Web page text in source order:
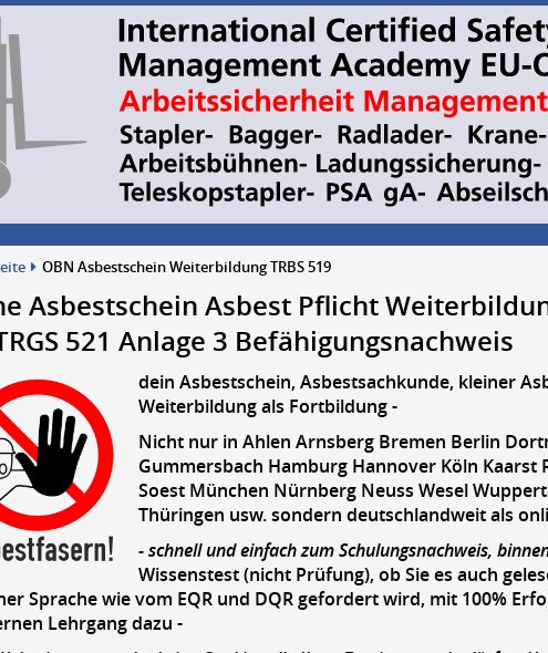
OBN Asbestschein Weiterbildung TRBS 519
Asbestschein Asbest Pflicht
521 Anlage 3 Befähigungsnachweis
dein Asbestschein, Asbestsachkunde, kleiner
Weiterbildung als Fortbildung -
Nicht nur in Ahlen Arnsberg Bremen Berlin
Gummersbach Hamburg Hannover Köln Kaarst
Soest München Nürnberg Neuss Wesel
Thüringen usw. sondern deutschlandweit als
- schnell und einfach zum Schulungsnachweis,
Wissenstest (nicht Prüfung), ob Sie es auch
Sprache wie vom EQR und DQR gefordert wird, mit 100%
Lehrgang dazu -